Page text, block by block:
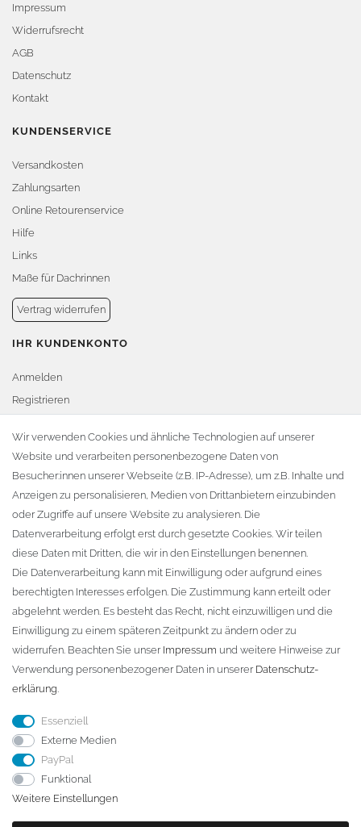
Impressum
Widerrufsrecht
AGB
Datenschutz
Kontakt
KUNDENSERVICE
Versandkosten
Zahlungsarten
Online Retourenservice
Hilfe
Links
Maße für Dachrinnen
Vertrag widerrufen
IHR KUNDENKONTO
Anmelden
Registrieren
Warenkorb
Zur Kasse
KONTAKT
Fa. Steffen Jost
Söbrigener Weg 50
D-01796 Pirna
Telefon:+49 (0)3501 507295
info@dach-teufel.de
Wir verwenden Cookies und ähnliche Technologien auf unserer
Website und verarbeiten personenbezogene Daten von
Besucher:innen unserer Webseite (z.B. IP-Adresse), um z.B. Inhalte und
Anzeigen zu personalisieren, Medien von Drittanbietern einzubinden
oder Zugriffe auf unsere Website zu analysieren. Die
Datenverarbeitung erfolgt erst durch gesetzte Cookies. Wir teilen
diese Daten mit Dritten, die wir in den Einstellungen benennen.
Die Datenverarbeitung kann mit Einwilligung oder aufgrund eines
berechtigten Interesses erfolgen. Die Zustimmung kann erteilt oder
abgelehnt werden. Es besteht das Recht, nicht einzuwilligen und die
Einwilligung zu einem späteren Zeitpunkt zu ändern oder zu
widerrufen. Beachten Sie unser Impressum und weitere Hinweise zur
Verwendung personenbezogener Daten in unserer Daten­schutz­
erklärung.
Essenziell
Externe Medien
PayPal
Funktional
Weitere Einstellungen